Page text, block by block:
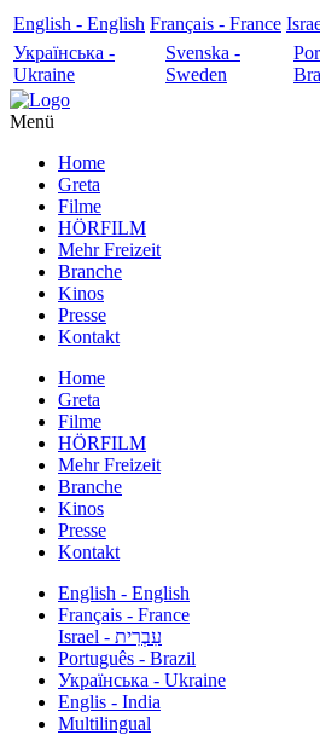
English - English Français - France
Українська -
Ukraine
Svenska -
Sweden
Menü
Home
Greta
Filme
HÖRFILM
Mehr Freizeit
Branche
Kinos
Presse
Kontakt
Home
Greta
Filme
HÖRFILM
Mehr Freizeit
Branche
Kinos
Presse
Kontakt
English - English
Français - France
עִבְרִית - Israel
Português - Brazil
Українська - Ukraine
Englis - India
Multilingual